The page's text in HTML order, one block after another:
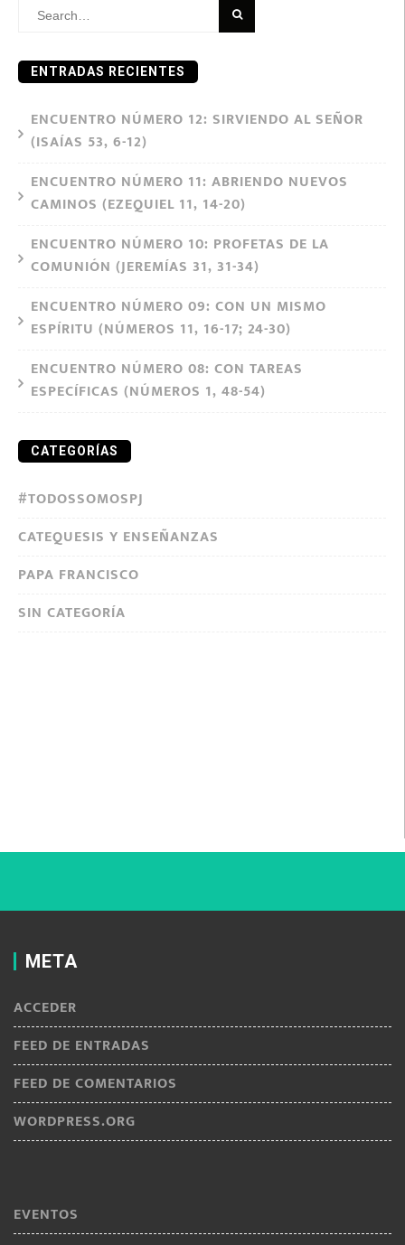
Search
ENTRADAS RECIENTES
ENCUENTRO NÚMERO 12: SIRVIENDO AL SEÑOR
(ISAÍAS 53, 6-12)
ENCUENTRO NÚMERO 11: ABRIENDO NUEVOS
CAMINOS (EZEQUIEL 11, 14-20)
ENCUENTRO NÚMERO 10: PROFETAS DE LA
COMUNIÓN (JEREMÍAS 31, 31-34)
ENCUENTRO NÚMERO 09: CON UN MISMO
ESPÍRITU (NÚMEROS 11, 16-17; 24-30)
ENCUENTRO NÚMERO 08: CON TAREAS
ESPECÍFICAS (NÚMEROS 1, 48-54)
CATEGORÍAS
#TODOSSOMOSPJ
CATEQUESIS Y ENSEÑANZAS
PAPA FRANCISCO
SIN CATEGORÍA
META
ACCEDER
FEED DE ENTRADAS
FEED DE COMENTARIOS
WORDPRESS.ORG
EVENTOS